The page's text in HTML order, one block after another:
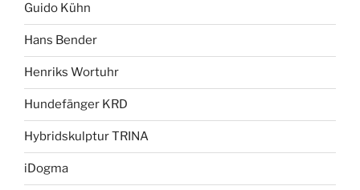
Guido Kühn
Hans Bender
Henriks Wortuhr
Hundefänger KRD
Hybridskulptur TRINA
iDogma